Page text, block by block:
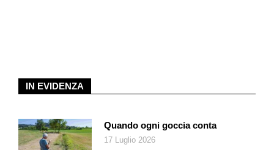
Insomma il professor Savaresi crede che in un decennio
sorta di auto condominiale da condividere con i vicini. L’amata
quattroruote nei prossimi anni subirà dunque una forte
IN EVIDENZA
Quando ogni goccia conta
17 Luglio 2026